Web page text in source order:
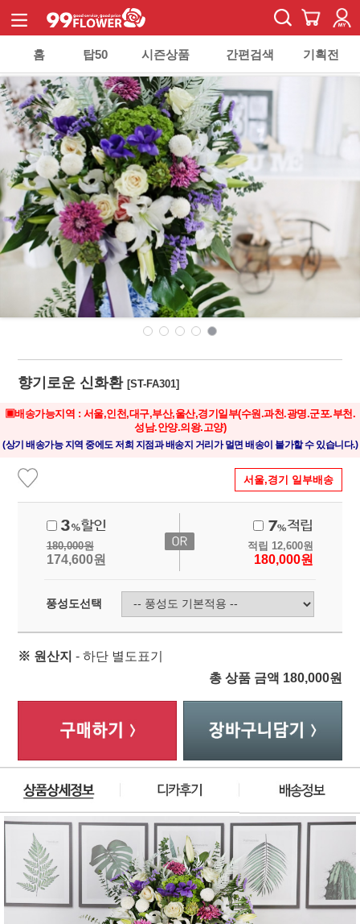
홈 탑50 시즌상품 간편검색 기획전
향기로운 신화환[ST-FA301]
▣배송가능지역 : 서울,인천,대구,부산,울산,경기일부(수원.과천.광명.군포.부천.
성남.안양.의왕.고양)
(상기 배송가능 지역 중에도 저희 지점과 배송지 거리가 멀면 배송이 불가할 수 있습니다.)
서울,경기 일부배송
180,000원
174,600원
적립 12,600원
180,000원
풍성도선택
※ 원산지 - 하단 별도표기
총 상품 금액 180,000원